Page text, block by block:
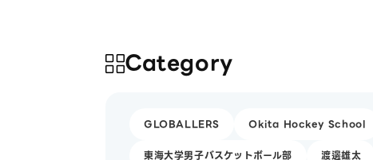
Category
GLOBALLERS Okita Hockey School
東海大学男子バスケットボール部 渡邊雄太